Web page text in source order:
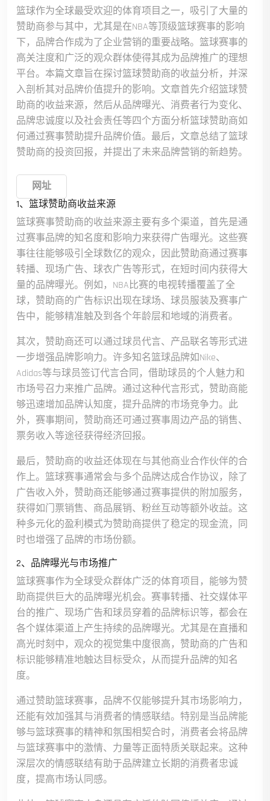
篮球作为全球最受欢迎的体育项目之一，吸引了大量的
赞助商参与其中，尤其是在NBA等顶级篮球赛事的影响
下，品牌合作成为了企业营销的重要战略。篮球赛事的
高关注度和广泛的观众群体使得其成为品牌推广的理想
平台。本篇文章旨在探讨篮球赞助商的收益分析，并深
入剖析其对品牌价值提升的影响。文章首先介绍篮球赞
助商的收益来源，然后从品牌曝光、消费者行为变化、
品牌忠诚度以及社会责任等四个方面分析篮球赞助商如
何通过赛事赞助提升品牌价值。最后，文章总结了篮球
赞助商的投资回报，并提出了未来品牌营销的新趋势。
网址
1、篮球赞助商收益来源
篮球赛事赞助商的收益来源主要有多个渠道，首先是通
过赛事品牌的知名度和影响力来获得广告曝光。这些赛
事往往能够吸引全球数亿的观众，因此赞助商通过赛事
转播、现场广告、球衣广告等形式，在短时间内获得大
量的品牌曝光。例如，NBA比赛的电视转播覆盖了全
球，赞助商的广告标识出现在球场、球员服装及赛事广
告中，能够精准触及到各个年龄层和地域的消费者。
其次，赞助商还可以通过球员代言、产品联名等形式进
一步增强品牌影响力。许多知名篮球品牌如Nike、
Adidas等与球员签订代言合同，借助球员的个人魅力和
市场号召力来推广品牌。通过这种代言形式，赞助商能
够迅速增加品牌认知度，提升品牌的市场竞争力。此
外，赛事期间，赞助商还可通过赛事周边产品的销售、
票务收入等途径获得经济回报。
最后，赞助商的收益还体现在与其他商业合作伙伴的合
作上。篮球赛事通常会与多个品牌达成合作协议，除了
广告收入外，赞助商还能够通过赛事提供的附加服务，
获得如门票销售、商品展销、粉丝互动等额外收益。这
种多元化的盈利模式为赞助商提供了稳定的现金流，同
时也增强了品牌的市场份额。
2、品牌曝光与市场推广
篮球赛事作为全球受众群体广泛的体育项目，能够为赞
助商提供巨大的品牌曝光机会。赛事转播、社交媒体平
台的推广、现场广告和球员穿着的品牌标识等，都会在
各个媒体渠道上产生持续的品牌曝光。尤其是在直播和
高光时刻中，观众的视觉集中度很高，赞助商的广告和
标识能够精准地触达目标受众，从而提升品牌的知名
度。
通过赞助篮球赛事，品牌不仅能够提升其市场影响力，
还能有效加强其与消费者的情感联结。特别是当品牌能
够与篮球赛事的精神和氛围相契合时，消费者会将品牌
与篮球赛事中的激情、力量等正面特质关联起来。这种
深层次的情感联结有助于品牌建立长期的消费者忠诚
度，提高市场认同感。